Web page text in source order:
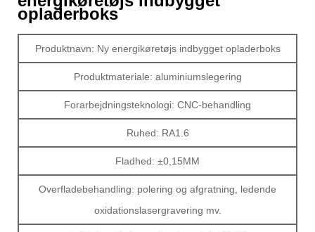
opladerboks
Produktnavn: Ny energikøretøjs indbygget opladerboks
Produktmateriale: aluminiumslegering
Forarbejdningsteknologi: CNC-behandling
Ruhed: RA1.6
Fladhed: ±0,15MM
Overfladebehandling: polering og afgratning, ledende
oxidationslasergravering mv.